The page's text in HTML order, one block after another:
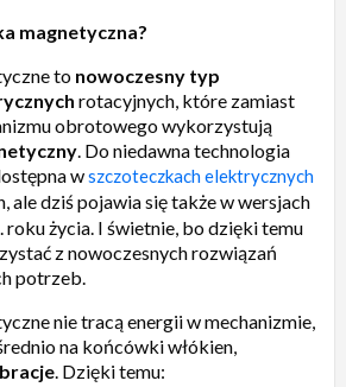
magnetyczna?
to nowoczesny typ
rotacyjnych, które zamiast
obrotowego wykorzystują
. Do niedawna technologia
wszczoteczkach elektrycznych
ale dziś pojawia się także w wersjach
roku życia. I świetnie, bo dzięki temu
z nowoczesnych rozwiązań
potrzeb.
nie tracą energii w mechanizmie,
na końcówki włókien,
. Dzięki temu: